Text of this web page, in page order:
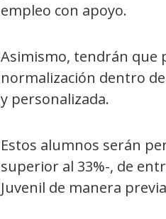
empleo con apoyo.
Asimismo, tendrán que
normalización dentro
y personalizada.
Estos alumnos serán
superior al 33%-, de
Juvenil de manera